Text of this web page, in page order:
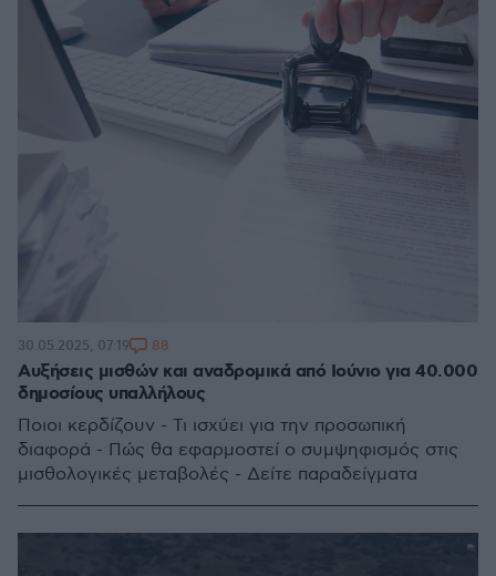
Αυξήσεις μισθών και αναδρομικά από Ιούνιο για 40.000
δημοσίους υπαλλήλους
Ποιοι κερδίζουν - Τι ισχύει για την προσωπική
διαφορά - Πώς θα εφαρμοστεί ο συμψηφισμός στις
μισθολογικές μεταβολές - Δείτε παραδείγματα
30.05.2025, 07:19 88